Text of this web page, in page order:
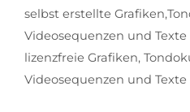
selbst erstellte
Videosequenzen und
lizenzfreie Grafiken,
Videosequenzen und